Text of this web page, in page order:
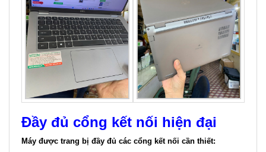
Đầy đủ cổng kết nối hiện đại
Máy được trang bị đầy đủ các cổng kết nối cần thiết: